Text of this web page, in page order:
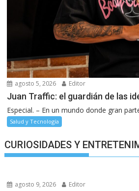
agosto 5, 2026 Editor
Juan Traffic: el guardián de las
Especial. – En un mundo donde gran
Salud y Tecnología
CURIOSIDADES Y
agosto 9, 2026 Editor